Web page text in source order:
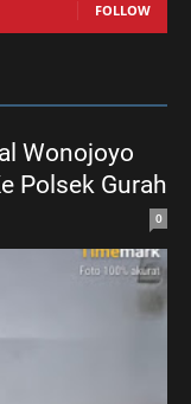
FOLLOW
Wonojoyo
Polsek Gurah
0